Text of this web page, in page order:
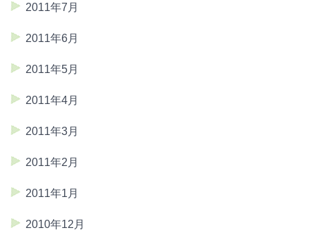
2011年7月
2011年6月
2011年5月
2011年4月
2011年3月
2011年2月
2011年1月
2010年12月